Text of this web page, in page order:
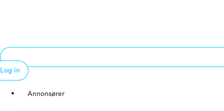
Log in
Annonsører